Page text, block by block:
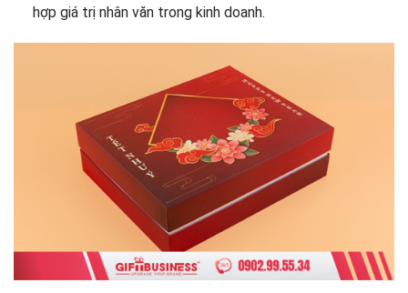
hợp giá trị nhân văn trong kinh doanh.